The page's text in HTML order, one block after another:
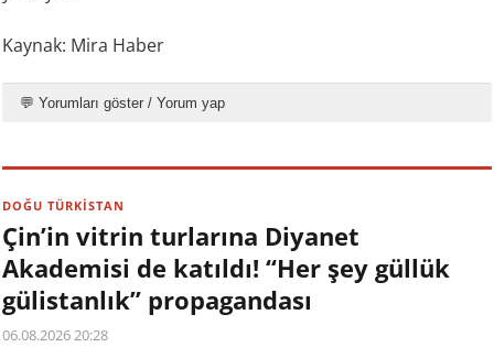
Kaynak: Mira Haber
💬 Yorumları göster / Yorum yap
DOĞU TÜRKİSTAN
Çin’in vitrin turlarına Diyanet
Akademisi de katıldı! “Her şey güllük
gülistanlık” propagandası
06.08.2026 20:28